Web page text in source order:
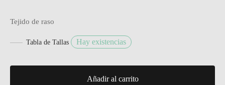
Tejido de raso
Tabla de Tallas Hay existencias
Añadir al carrito